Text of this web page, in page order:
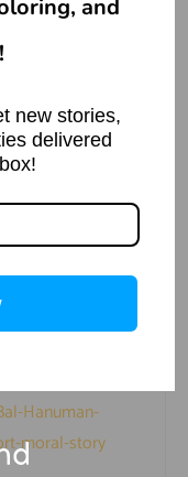
steps for
का पर्यायवाची शब्द
| Meaning of
Idiom ‘Ullu
Karna’
and
new stories,
delivered